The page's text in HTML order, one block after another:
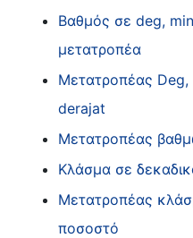
Βαθμός σε deg,
μετατροπέα
Μετατροπέας
derajat
Μετατροπέας
Κλάσμα σε
Μετατροπέας
ποσοστό